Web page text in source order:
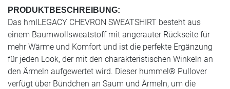
PRODUKTBESCHREIBUNG:
Das hmlLEGACY CHEVRON SWEATSHIRT besteht aus
einem Baumwollsweatstoff mit angerauter Rückseite für
mehr Wärme und Komfort und ist die perfekte Ergänzung
für jeden Look, der mit den charakteristischen Winkeln an
den Ärmeln aufgewertet wird. Dieser hummel® Pullover
verfügt über Bündchen an Saum und Ärmeln, um die